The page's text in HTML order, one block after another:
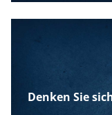
Denken Sie